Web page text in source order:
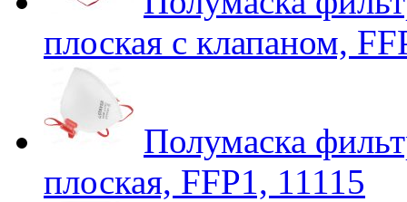
плоская с клапаном,
Полумаска
плоская, FFP1, 11115